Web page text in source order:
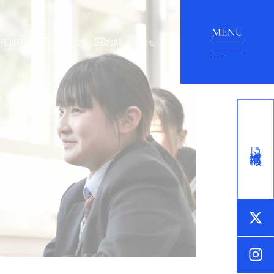
証明書 アクセス お問い合わせ